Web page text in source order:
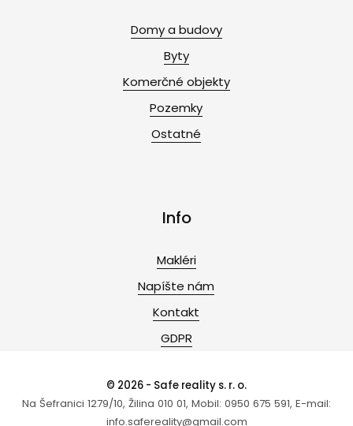
Domy a budovy
Byty
Komerčné objekty
Pozemky
Ostatné
Info
Makléri
Napíšte nám
Kontakt
GDPR
© 2026 - Safe reality s. r. o.
Na Šefranici 1279/10, Žilina 010 01, Mobil: 0950 675 591, E-mail:
info.safereality@gmail.com